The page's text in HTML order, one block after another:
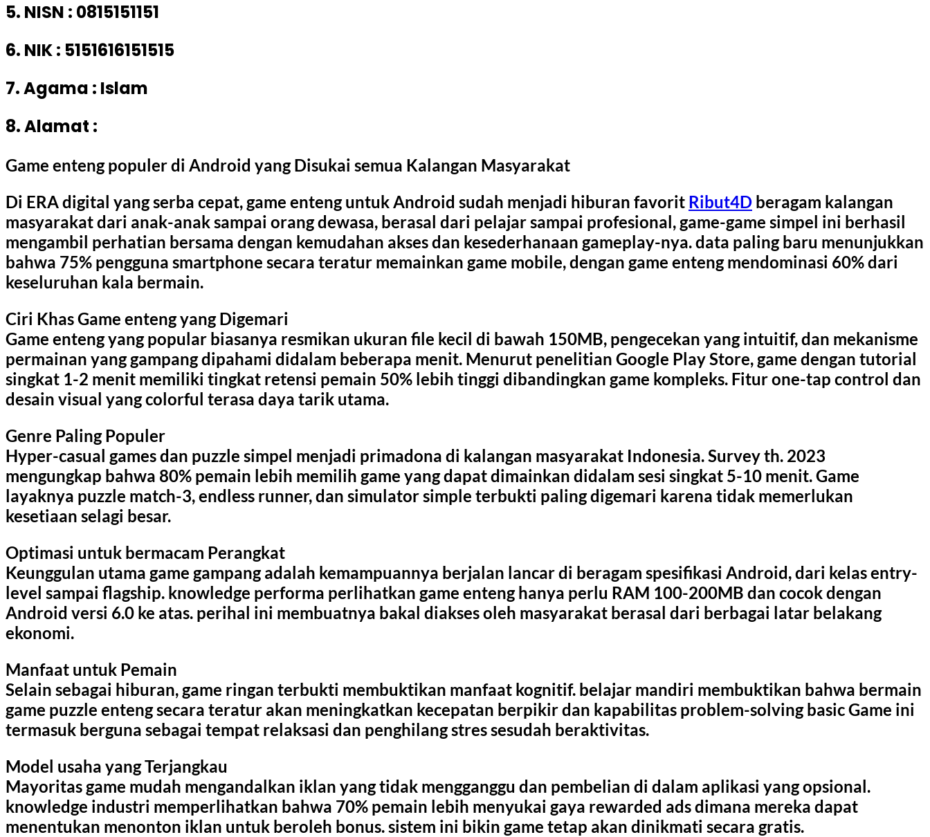
5. NISN : 0815151151
6. NIK : 5151616151515
7. Agama : Islam
8. Alamat :
Game enteng populer di Android yang Disukai semua Kalangan Masyarakat
Di ERA digital yang serba cepat, game enteng untuk Android sudah menjadi hiburan favorit Ribut4D beragam kalangan
masyarakat dari anak-anak sampai orang dewasa, berasal dari pelajar sampai profesional, game-game simpel ini berhasil
mengambil perhatian bersama dengan kemudahan akses dan kesederhanaan gameplay-nya. data paling baru menunjukkan
bahwa 75% pengguna smartphone secara teratur memainkan game mobile, dengan game enteng mendominasi 60% dari
keseluruhan kala bermain.
Ciri Khas Game enteng yang Digemari
Game enteng yang popular biasanya resmikan ukuran file kecil di bawah 150MB, pengecekan yang intuitif, dan mekanisme
permainan yang gampang dipahami didalam beberapa menit. Menurut penelitian Google Play Store, game dengan tutorial
singkat 1-2 menit memiliki tingkat retensi pemain 50% lebih tinggi dibandingkan game kompleks. Fitur one-tap control dan
desain visual yang colorful terasa daya tarik utama.
Genre Paling Populer
Hyper-casual games dan puzzle simpel menjadi primadona di kalangan masyarakat Indonesia. Survey th. 2023
mengungkap bahwa 80% pemain lebih memilih game yang dapat dimainkan didalam sesi singkat 5-10 menit. Game
layaknya puzzle match-3, endless runner, dan simulator simple terbukti paling digemari karena tidak memerlukan
kesetiaan selagi besar.
Optimasi untuk bermacam Perangkat
Keunggulan utama game gampang adalah kemampuannya berjalan lancar di beragam spesifikasi Android, dari kelas entry-
level sampai flagship. knowledge performa perlihatkan game enteng hanya perlu RAM 100-200MB dan cocok dengan
Android versi 6.0 ke atas. perihal ini membuatnya bakal diakses oleh masyarakat berasal dari berbagai latar belakang
ekonomi.
Manfaat untuk Pemain
Selain sebagai hiburan, game ringan terbukti membuktikan manfaat kognitif. belajar mandiri membuktikan bahwa bermain
game puzzle enteng secara teratur akan meningkatkan kecepatan berpikir dan kapabilitas problem-solving basic Game ini
termasuk berguna sebagai tempat relaksasi dan penghilang stres sesudah beraktivitas.
Model usaha yang Terjangkau
Mayoritas game mudah mengandalkan iklan yang tidak mengganggu dan pembelian di dalam aplikasi yang opsional.
knowledge industri memperlihatkan bahwa 70% pemain lebih menyukai gaya rewarded ads dimana mereka dapat
menentukan menonton iklan untuk beroleh bonus. sistem ini bikin game tetap akan dinikmati secara gratis.